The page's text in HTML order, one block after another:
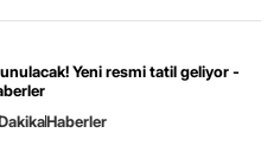
Yeni resmi tatil geliyor -
Haberler